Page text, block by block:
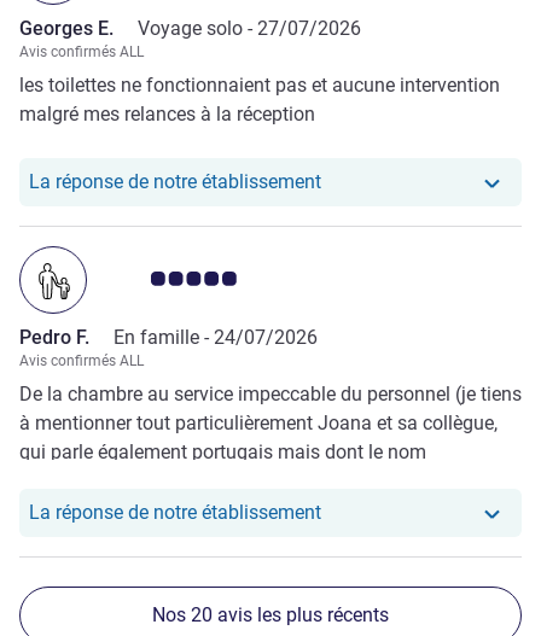
Georges E. Voyage solo - 27/07/2026
Avis confirmés ALL
les toilettes ne fonctionnaient pas et aucune intervention
malgré mes relances à la réception
La réponse de notre établissementNotre hôtel a repondu au
Note Avis clients 5.0/5
Pedro F. En famille - 24/07/2026
Avis confirmés ALL
De la chambre au service impeccable du personnel (je tiens
à mentionner tout particulièrement Joana et sa collègue,
qui parle également portugais mais dont le nom
La réponse de notre établissementNotre hôtel a repondu au
Nos 20 avis les plus récents